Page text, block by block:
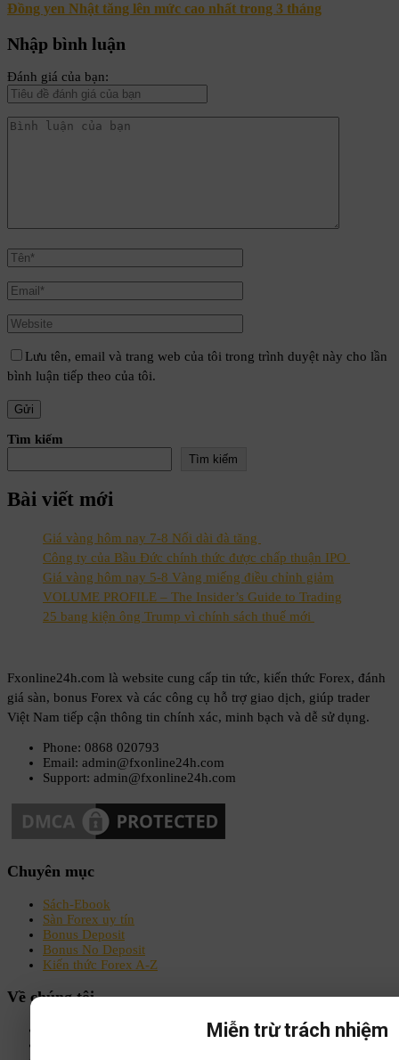
Đồng yen Nhật tăng lên mức cao nhất trong 3 tháng
Nhập bình luận
Đánh giá của bạn:
Lưu tên, email và trang web của tôi trong trình duyệt này cho lần
bình luận tiếp theo của tôi.
Tìm kiếm
Tìm kiếm
Bài viết mới
Giá vàng hôm nay 7-8 Nối dài đà tăng
Công ty của Bầu Đức chính thức được chấp thuận IPO
Giá vàng hôm nay 5-8 Vàng miếng điều chỉnh giảm
VOLUME PROFILE – The Insider’s Guide to Trading
25 bang kiện ông Trump vì chính sách thuế mới
Fxonline24h.com là website cung cấp tin tức, kiến thức Forex, đánh
giá sàn, bonus Forex và các công cụ hỗ trợ giao dịch, giúp trader
Việt Nam tiếp cận thông tin chính xác, minh bạch và dễ sử dụng.
Phone: 0868 020793
Email: admin@fxonline24h.com
Support: admin@fxonline24h.com
Chuyên mục
Sách-Ebook
Sàn Forex uy tín
Bonus Deposit
Bonus No Deposit
Kiến thức Forex A-Z
Về chúng tôi
Miễn trừ trách nhiệm